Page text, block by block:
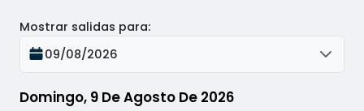
Domingo, 9 De Agosto De 2026
Mostrar salidas para:
09/08/2026